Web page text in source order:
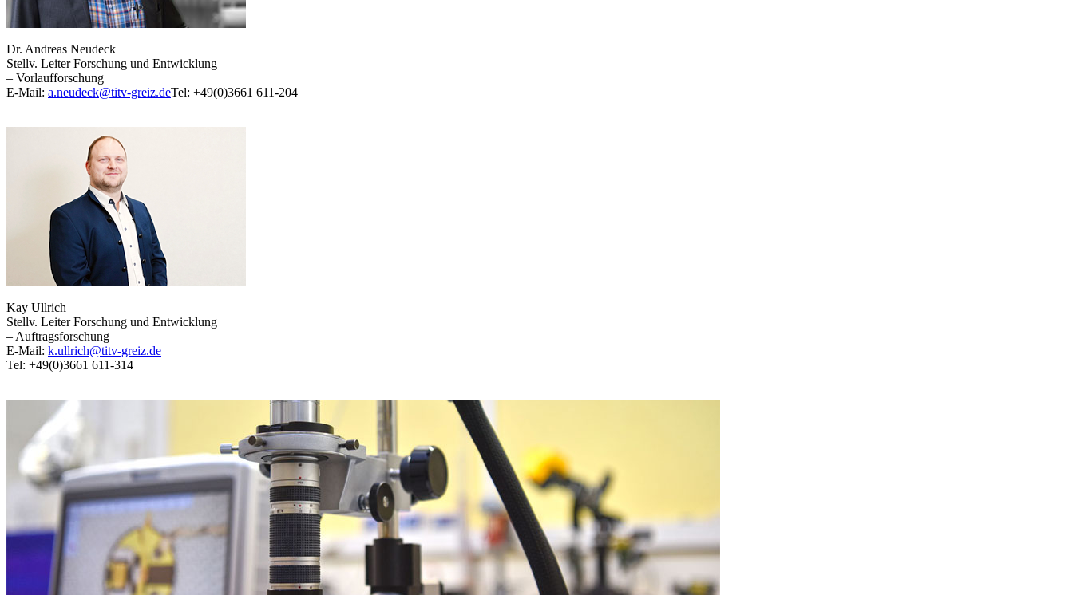
Dr. Andreas Neudeck
Stellv. Leiter Forschung und Entwicklung
– Vorlaufforschung
E-Mail: a.neudeck@titv-greiz.deTel: +49(0)3661 611-204
Kay Ullrich
Stellv. Leiter Forschung und Entwicklung
– Auftragsforschung
E-Mail: k.ullrich@titv-greiz.de
Tel: +49(0)3661 611-314